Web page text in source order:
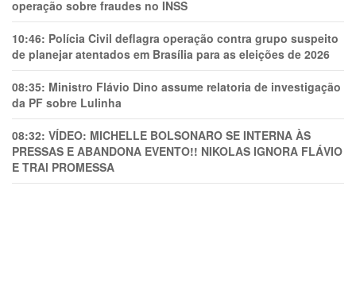
operação sobre fraudes no INSS
10:46: Polícia Civil deflagra operação contra grupo suspeito
de planejar atentados em Brasília para as eleições de 2026
08:35: Ministro Flávio Dino assume relatoria de investigação
da PF sobre Lulinha
08:32: VÍDEO: MICHELLE BOLSONARO SE INTERNA ÀS
PRESSAS E ABANDONA EVENTO!! NIKOLAS IGNORA FLÁVIO
E TRAl PROMESSA